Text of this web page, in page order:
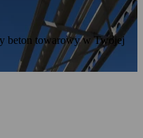
beton towarowy w Twojej